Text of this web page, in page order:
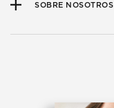
SOBRE NOSOTROS